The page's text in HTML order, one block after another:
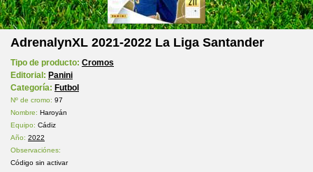
AdrenalynXL 2021-2022 La Liga Santander
Tipo de producto: Cromos
Editorial: Panini
Categoría: Futbol
Nº de cromo: 97
Nombre: Haroyán
Equipo: Cádiz
Año: 2022
Observaciónes:
Código sin activar